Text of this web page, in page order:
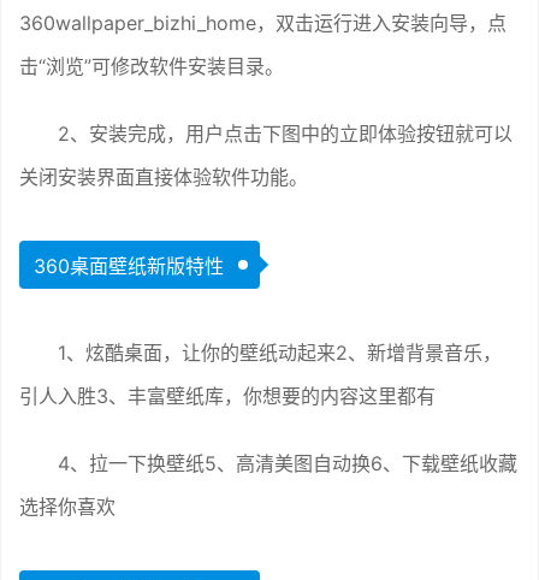
360wallpaper_bizhi_home，双击运行进入安装向导，点
击“浏览”可修改软件安装目录。
2、安装完成，用户点击下图中的立即体验按钮就可以
关闭安装界面直接体验软件功能。
360桌面壁纸新版特性
1、炫酷桌面，让你的壁纸动起来2、新增背景音乐，
引人入胜3、丰富壁纸库，你想要的内容这里都有
4、拉一下换壁纸5、高清美图自动换6、下载壁纸收藏
选择你喜欢